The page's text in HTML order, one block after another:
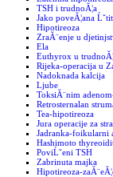
TSH i trudnoĂ¦a
Jako poveĂ¦ana
Hipotireoza
ZraĂ¨enje u
Ela
Euthyrox u
Rijeka-operacija u
Nadoknada kalcija
Ljube
ToksiĂ¨nim
Retrosternalan
Tea-hipotireoza
Jura operacije za
Jadranka-foikularni
Hashimoto
PoviĹˇeni TSH
Zabrinuta majka
Hipotireoza-